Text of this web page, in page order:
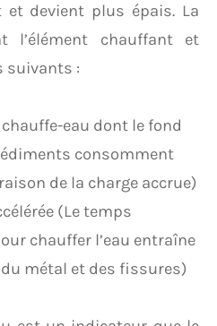
devient plus épais. La
l’élément chauffant et
suivants :
eau dont le fond
consomment
de la charge accrue)
(Le temps
chauffer l’eau entraîne
métal et des fissures)